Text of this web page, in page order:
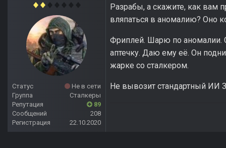
Статус
Не в сети
Группа
Сталкеры
Репутация
89
Сообщений
208
Регистрация
22.10.2020
Разрабы, а скажите, как вам
вляпаться в аномалию? Оно
Фриплей. Шарю по аномалии.
аптечку. Даю ему её. Он
жарке со сталкером.
Не вывозит стандартный ИИ